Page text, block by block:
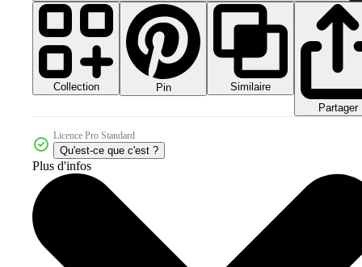
Collection Pin
Similaire
Partager
Licence Pro Standard
Qu'est-ce que c'est ?
Plus d'infos